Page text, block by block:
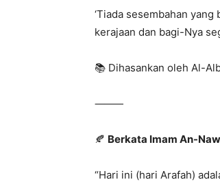
‘Tiada sesembahan
kerajaan dan bagi-Nya
📚 Dihasankan oleh Al-
⸻
🍂 Berkata Imam An-
“Hari ini (hari Arafah)